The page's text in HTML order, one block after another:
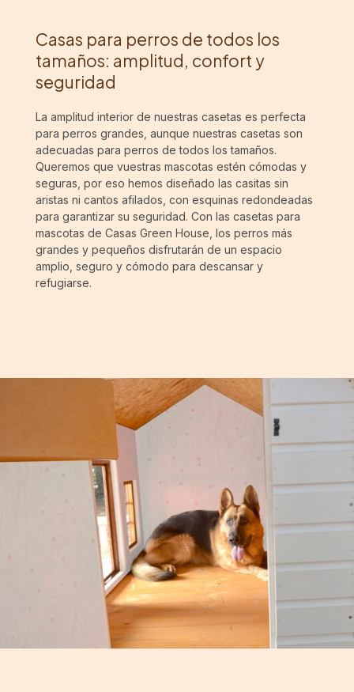
Casas para perros de todos los
tamaños: amplitud, confort y
seguridad
La amplitud interior de nuestras casetas es perfecta
para perros grandes, aunque nuestras casetas son
adecuadas para perros de todos los tamaños.
Queremos que vuestras mascotas estén cómodas y
seguras, por eso hemos diseñado las casitas sin
aristas ni cantos afilados, con esquinas redondeadas
para garantizar su seguridad. Con las casetas para
mascotas de Casas Green House, los perros más
grandes y pequeños disfrutarán de un espacio
amplio, seguro y cómodo para descansar y
refugiarse.